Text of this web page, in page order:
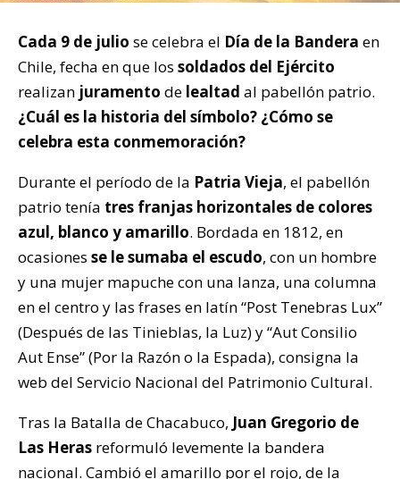
Cada 9 de julio se celebra el Día de la Bandera en
Chile, fecha en que los soldados del Ejército
realizan juramento de lealtad al pabellón patrio.
¿Cuál es la historia del símbolo? ¿Cómo se
celebra esta conmemoración?
Durante el período de la Patria Vieja, el pabellón
patrio tenía tres franjas horizontales de colores
azul, blanco y amarillo. Bordada en 1812, en
ocasiones se le sumaba el escudo, con un hombre
y una mujer mapuche con una lanza, una columna
en el centro y las frases en latín “Post Tenebras Lux”
(Después de las Tinieblas, la Luz) y “Aut Consilio
Aut Ense” (Por la Razón o la Espada), consigna la
web del Servicio Nacional del Patrimonio Cultural.
Tras la Batalla de Chacabuco, Juan Gregorio de
Las Heras reformuló levemente la bandera
nacional. Cambió el amarillo por el rojo, de la